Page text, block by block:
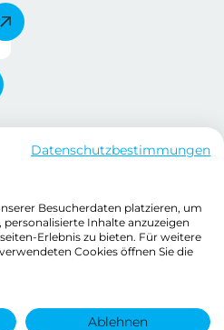
Datenschutzbestimmungen
Besucherdaten platzieren, um
personalisierte Inhalte anzuzeigen
Erlebnis zu bieten. Für weitere
Cookies öffnen Sie die
Ablehnen